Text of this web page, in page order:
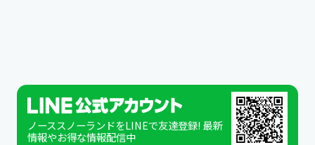
ノーススノーランドをLINEで友達登録! 最新
情報やお得な情報配信中